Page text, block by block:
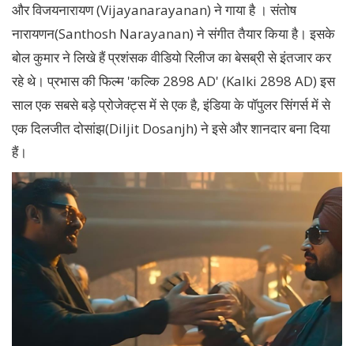
और विजयनारायण (Vijayanarayanan) ने गाया है । संतोष
नारायणन(Santhosh Narayanan) ने संगीत तैयार किया है। इसके
बोल कुमार ने लिखे हैं प्रशंसक वीडियो रिलीज का बेसब्री से इंतजार कर
रहे थे। प्रभास की फिल्म 'कल्कि 2898 AD' (Kalki 2898 AD) इस
साल एक सबसे बड़े प्रोजेक्ट्स में से एक है, इंडिया के पॉपुलर सिंगर्स में से
एक दिलजीत दोसांझ(Diljit Dosanjh) ने इसे और शानदार बना दिया
हैं।